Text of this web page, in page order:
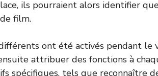
ils pourraient alors identifier
film.
ont été activés pendant le
attribuer des fonctions à
spécifiques, tels que reconnaître